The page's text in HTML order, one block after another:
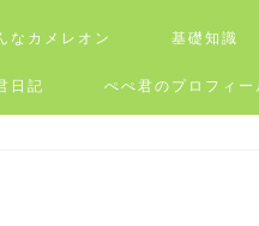
なカメレオン 基礎知識
日記 ぺぺ君のプロフィー